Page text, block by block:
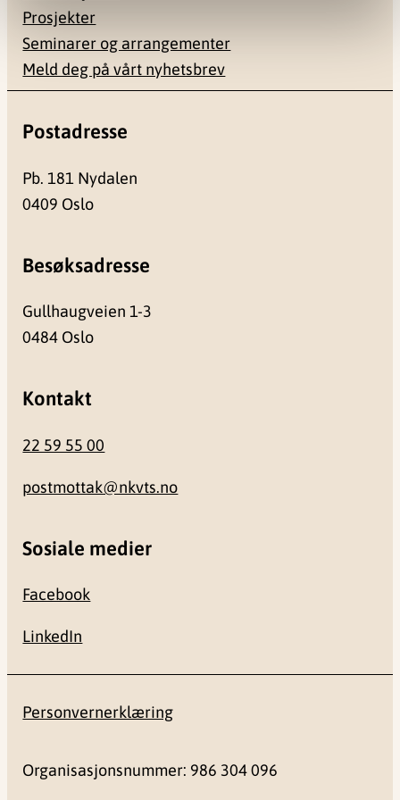
Prosjekter
Seminarer og arrangementer
Meld deg på vårt nyhetsbrev
Postadresse
Pb. 181 Nydalen
0409 Oslo
Besøksadresse
Gullhaugveien 1-3
0484 Oslo
Kontakt
22 59 55 00
postmottak@nkvts.no
Sosiale medier
Facebook
LinkedIn
Personvernerklæring
Organisasjonsnummer: 986 304 096